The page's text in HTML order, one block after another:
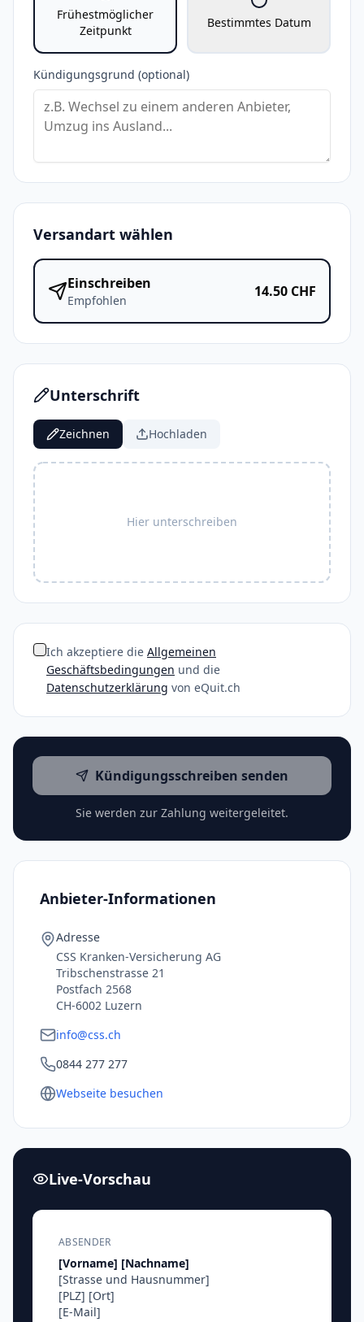
Frühestmöglicher
Zeitpunkt
Bestimmtes Datum
Kündigungsgrund (optional)
Versandart wählen
Einschreiben
Empfohlen
14.50 CHF
Unterschrift
Zeichnen Hochladen
Hier unterschreiben
Ich akzeptiere die Allgemeinen
Geschäftsbedingungen und die
Datenschutzerklärung von eQuit.ch
Kündigungsschreiben senden
Sie werden zur Zahlung weitergeleitet.
Anbieter-Informationen
Adresse
CSS Kranken-Versicherung AG
Tribschenstrasse 21
Postfach 2568
CH-6002 Luzern
info@css.ch
0844 277 277
Webseite besuchen
Live-Vorschau
ABSENDER
[Vorname] [Nachname]
[Strasse und Hausnummer]
[PLZ] [Ort]
[E-Mail]